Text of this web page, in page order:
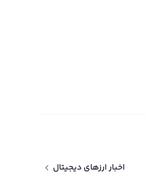
اخبار ارزهای دیجیتال